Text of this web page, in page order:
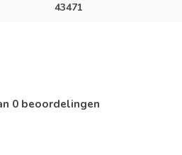
43471
0 beoordelingen